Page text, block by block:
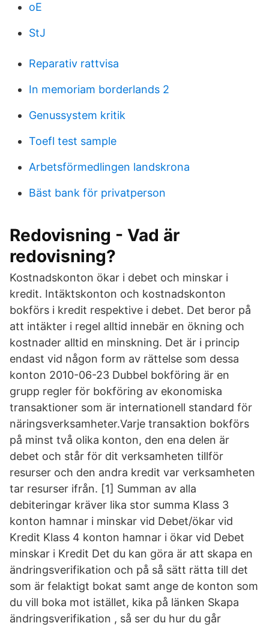
oE
StJ
Reparativ rattvisa
In memoriam borderlands 2
Genussystem kritik
Toefl test sample
Arbetsförmedlingen landskrona
Bäst bank för privatperson
Redovisning - Vad är
redovisning?
Kostnadskonton ökar i debet och minskar i
kredit. Intäktskonton och kostnadskonton
bokförs i kredit respektive i debet. Det beror på
att intäkter i regel alltid innebär en ökning och
kostnader alltid en minskning. Det är i princip
endast vid någon form av rättelse som dessa
konton 2010-06-23 Dubbel bokföring är en
grupp regler för bokföring av ekonomiska
transaktioner som är internationell standard för
näringsverksamheter.Varje transaktion bokförs
på minst två olika konton, den ena delen är
debet och står för dit verksamheten tillför
resurser och den andra kredit var verksamheten
tar resurser ifrån. [1] Summan av alla
debiteringar kräver lika stor summa Klass 3
konton hamnar i minskar vid Debet/ökar vid
Kredit Klass 4 konton hamnar i ökar vid Debet
minskar i Kredit Det du kan göra är att skapa en
ändringsverifikation och på så sätt rätta till det
som är felaktigt bokat samt ange de konton som
du vill boka mot istället, kika på länken Skapa
ändringsverifikation , så ser du hur du går